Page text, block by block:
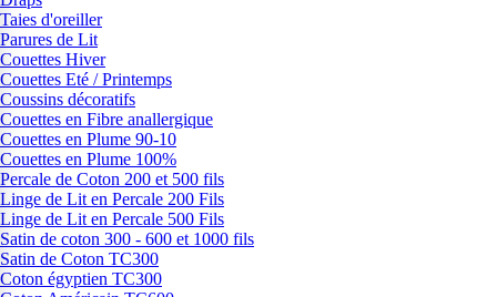
Taies d'oreiller
Parures de Lit
Couettes Hiver
Couettes Eté / Printemps
Coussins décoratifs
Couettes en Fibre anallergique
Couettes en Plume 90-10
Couettes en Plume 100%
Percale de Coton 200 et 500 fils
Linge de Lit en Percale 200 Fils
Linge de Lit en Percale 500 Fils
Satin de coton 300 - 600 et 1000 fils
Satin de Coton TC300
Coton égyptien TC300